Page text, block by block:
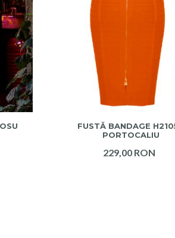
ADAUGA IN COS
FUSTĂ BANDAGE
PORTOCALIU
229,00 RON